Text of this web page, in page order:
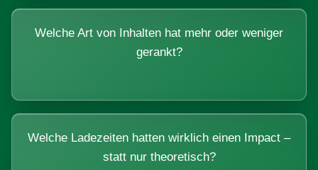
Welche Art von Inhalten hat mehr oder weniger
gerankt?
Welche Ladezeiten hatten wirklich einen Impact –
statt nur theoretisch?